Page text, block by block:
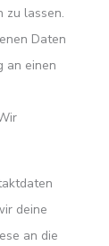
zu lassen.
Daten
an einen
deine
an die